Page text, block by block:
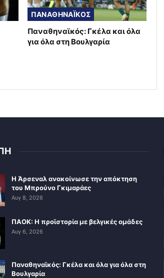
ΠΑΝΑΘΗΝΑΪΚΟΣ
Παναθηναϊκός: Γκέλα και όλα
για όλα στη Βουλγαρία
Η Άρσεναλ ανακοίνωσε την απόκτηση
του Μπρούνο Γκιμαράες
Αυγ 8, 2026
ΠΑΟΚ: Η προϊστορία με βελγικές ομάδες
Αυγ 6, 2026
Παναθηναϊκός: Γκέλα και όλα για όλα στη
Βουλγαρία